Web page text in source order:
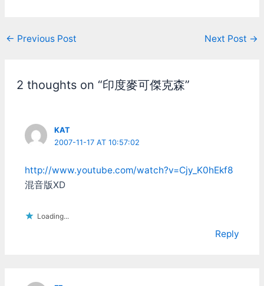
Post
← Previous Post Next Post →
2 thoughts on “印度麥可傑克森”
KAT
2007-11-17 AT 10:57:02
http://www.youtube.com/watch?v=Cjy_K0hEkf8
混音版XD
Loading...
Reply